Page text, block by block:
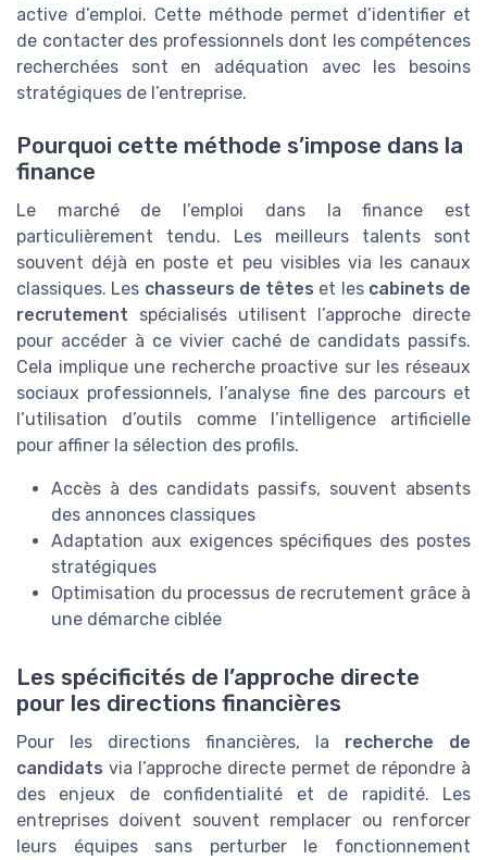
active d’emploi. Cette méthode permet d’identifier et
de contacter des professionnels dont les compétences
recherchées sont en adéquation avec les besoins
stratégiques de l’entreprise.
Pourquoi cette méthode s’impose dans la
finance
Le marché de l’emploi dans la finance est
particulièrement tendu. Les meilleurs talents sont
souvent déjà en poste et peu visibles via les canaux
classiques. Les chasseurs de têtes et les cabinets de
recrutement spécialisés utilisent l’approche directe
pour accéder à ce vivier caché de candidats passifs.
Cela implique une recherche proactive sur les réseaux
sociaux professionnels, l’analyse fine des parcours et
l’utilisation d’outils comme l’intelligence artificielle
pour affiner la sélection des profils.
Accès à des candidats passifs, souvent absents
des annonces classiques
Adaptation aux exigences spécifiques des postes
stratégiques
Optimisation du processus de recrutement grâce à
une démarche ciblée
Les spécificités de l’approche directe
pour les directions financières
Pour les directions financières, la recherche de
candidats via l’approche directe permet de répondre à
des enjeux de confidentialité et de rapidité. Les
entreprises doivent souvent remplacer ou renforcer
leurs équipes sans perturber le fonctionnement